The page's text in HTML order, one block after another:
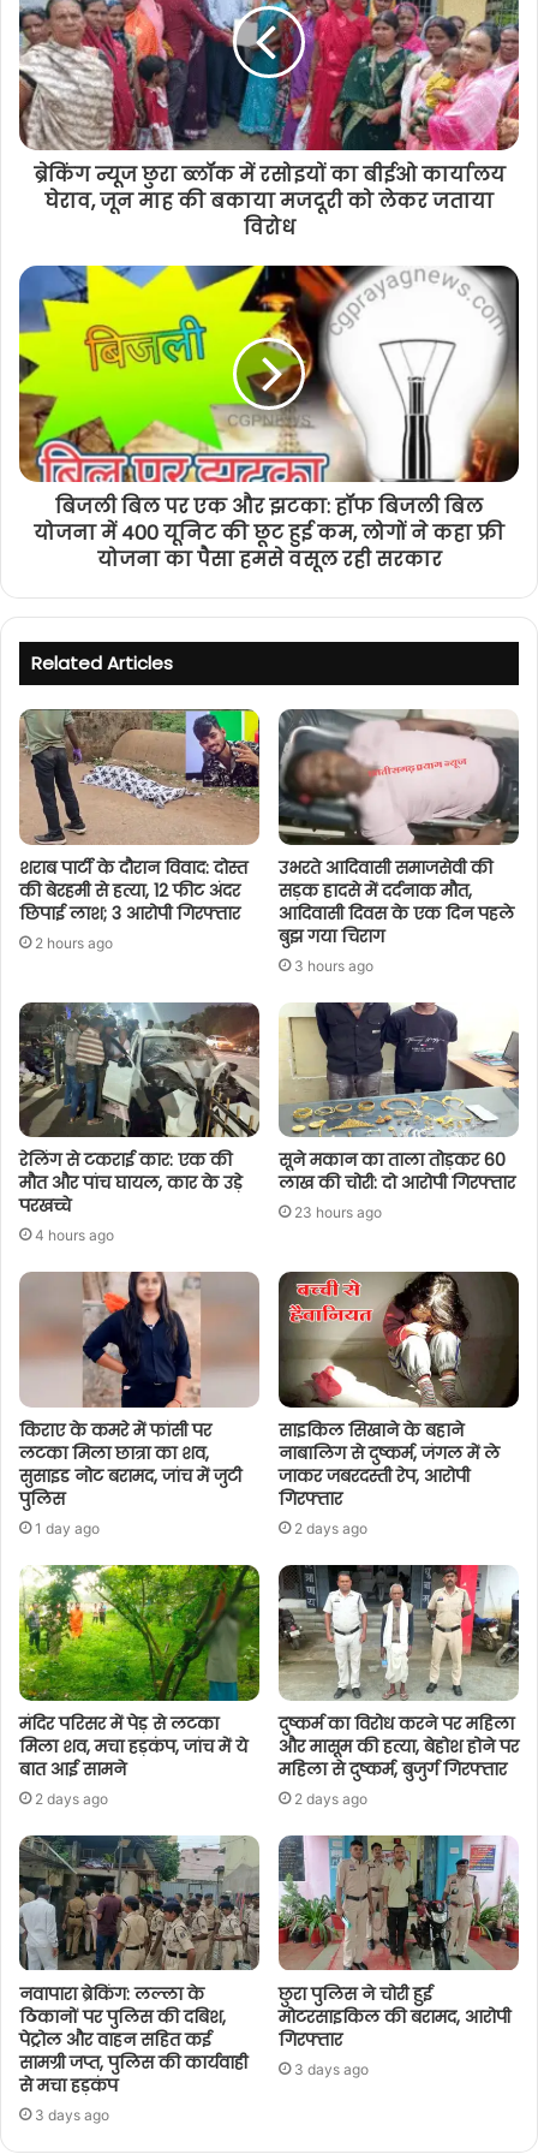
ब्रेकिंग न्यूज छुरा ब्लॉक में रसोइयों का बीईओ कार्यालय
घेराव, जून माह की बकाया मजदूरी को लेकर जताया
विरोध
बिजली बिल पर एक और झटका: हॉफ बिजली बिल
योजना में 400 यूनिट की छूट हुई कम, लोगों ने कहा फ्री
योजना का पैसा हमसे वसूल रही सरकार
Related Articles
शराब पार्टी के दौरान विवाद: दोस्त
की बेरहमी से हत्या, 12 फीट अंदर
छिपाई लाश; 3 आरोपी गिरफ्तार
2 hours ago
उभरते आदिवासी समाजसेवी की
सड़क हादसे में दर्दनाक मौत,
आदिवासी दिवस के एक दिन पहले
बुझ गया चिराग
3 hours ago
रेलिंग से टकराई कार: एक की
मौत और पांच घायल, कार के उड़े
परखच्चे
4 hours ago
सूने मकान का ताला तोड़कर 60
लाख की चोरी: दो आरोपी गिरफ्तार
23 hours ago
किराए के कमरे में फांसी पर
लटका मिला छात्रा का शव,
सुसाइड नोट बरामद, जांच में जुटी
पुलिस
1 day ago
साइकिल सिखाने के बहाने
नाबालिग से दुष्कर्म, जंगल में ले
जाकर जबरदस्ती रेप, आरोपी
गिरफ्तार
2 days ago
मंदिर परिसर में पेड़ से लटका
मिला शव, मचा हड़कंप, जांच में ये
बात आई सामने
2 days ago
दुष्कर्म का विरोध करने पर महिला
और मासूम की हत्या, बेहोश होने पर
महिला से दुष्कर्म, बुजुर्ग गिरफ्तार
2 days ago
नवापारा ब्रेकिंग: लल्ला के
ठिकानों पर पुलिस की दबिश,
पेट्रोल और वाहन सहित कई
सामग्री जप्त, पुलिस की कार्यवाही
से मचा हड़कंप
3 days ago
छुरा पुलिस ने चोरी हुई
मोटरसाइकिल की बरामद, आरोपी
गिरफ्तार
3 days ago